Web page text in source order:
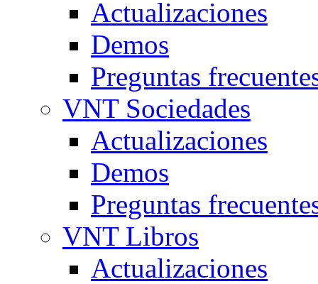
Actualizaciones
Demos
Preguntas
VNT Sociedades
Actualizaciones
Demos
Preguntas
VNT Libros
Actualizaciones